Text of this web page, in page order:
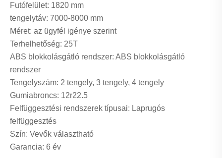
Futófelület: 1820 mm
tengelytáv: 7000-8000 mm
Méret: az ügyfél igénye szerint
Terhelhetőség: 25T
ABS blokkolásgátló rendszer: ABS blokkolásgátló
rendszer
Tengelyszám: 2 tengely, 3 tengely, 4 tengely
Gumiabroncs: 12r22.5
Felfüggesztési rendszerek típusai: Laprugós
felfüggesztés
Szín: Vevők választható
Garancia: 6 év